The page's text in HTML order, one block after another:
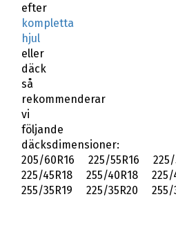
efter
kompletta
hjul
eller
däck
så
rekommenderar
vi
följande
däcksdimensioner:
205/60R16 225/55R16 225/
225/45R18 255/40R18 225/
255/35R19 225/35R20 255/